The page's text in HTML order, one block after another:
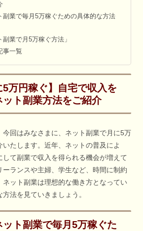
副業で毎月5万稼ぐための具体的な方法
副業で月5万稼ぐ方法」
事一覧
5万円稼ぐ】自宅で収入を
ト副業方法をご紹介
今回はみなさまに、ネット副業で月に5万
たします。近年、ネットの普及によ
して副業で収入を得られる機会が増えて
ーランスや主婦、学生など、時間に制約
ネット副業は理想的な働き方となってい
法を見ていきましょう。
ット副業で毎月5万稼ぐた